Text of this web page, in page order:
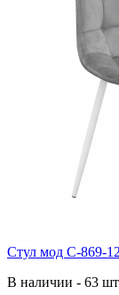
Стул мод C-869-
В наличии - 63